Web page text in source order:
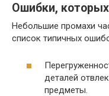
Ошибки,
Небольшие промахи
список типичных
деталей
предметы.